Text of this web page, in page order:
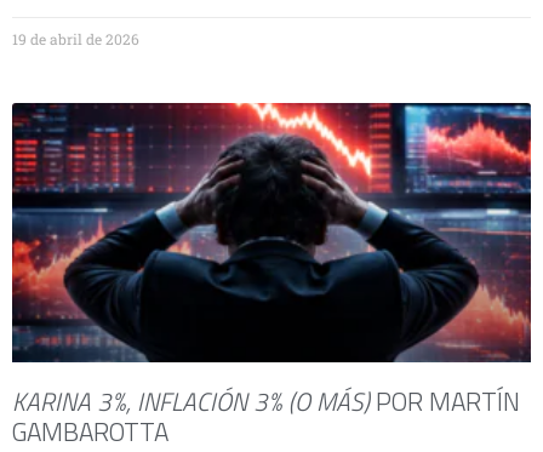
19 de abril de 2026
KARINA 3%, INFLACIÓN 3% (O MÁS)POR MARTÍN
GAMBAROTTA